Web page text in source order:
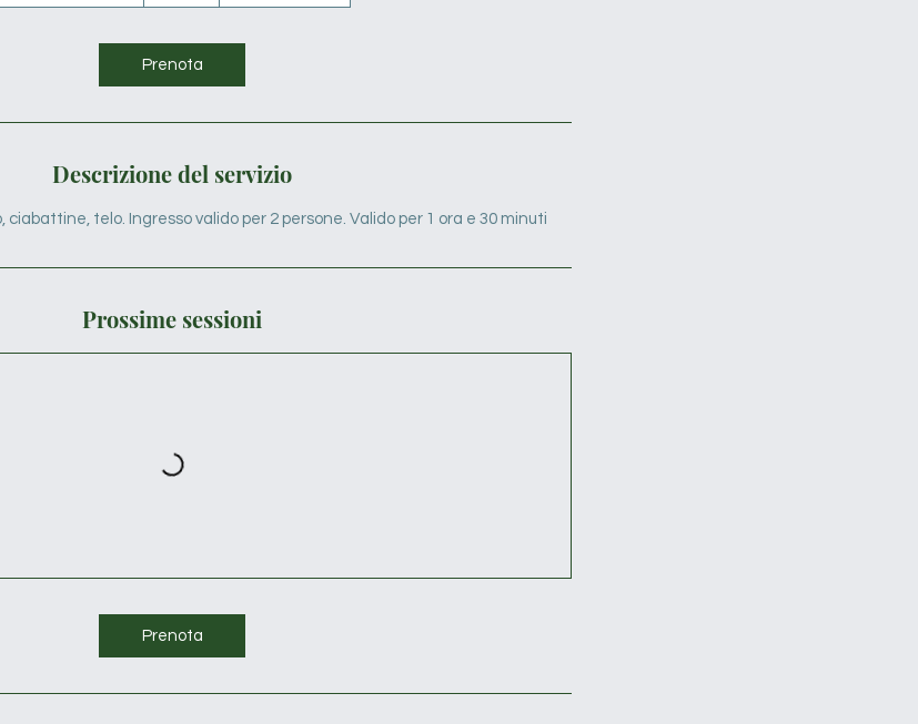
t
v
r
a
Prenota
Descrizione del servizio
ciabattine, telo. Ingresso valido per 2 persone. Valido per 1 ora e 30 minuti
Prossime sessioni
Prenota